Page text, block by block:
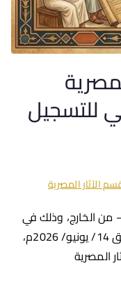
للتسجيل
الآثار المصرية
الخارج، وذلك في
تمام الساعة 11 صباحًا يوم الأحد الموافق 14/ يونيو/ 2026م،
المصرية